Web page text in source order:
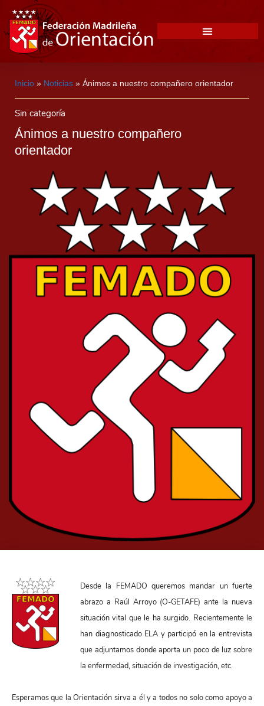
Inicio » Noticias » Ánimos a nuestro compañero orientador
Sin categoría
Ánimos a nuestro compañero
orientador
Desde la FEMADO queremos mandar un fuerte
abrazo a Raúl Arroyo (O-GETAFE) ante la nueva
situación vital que le ha surgido. Recientemente le
han diagnosticado ELA y participó en la entrevista
que adjuntamos donde aporta un poco de luz sobre
la enfermedad, situación de investigación, etc.
Esperamos que la Orientación sirva a él y a todos no solo como apoyo a